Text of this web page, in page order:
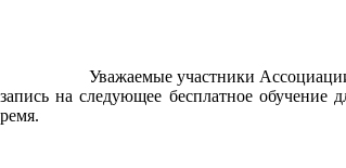
Уважаемые участники
на следующее бесплатное обучение